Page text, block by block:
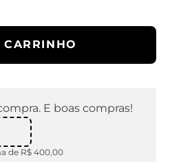
E boas compras!
de R$ 400,00